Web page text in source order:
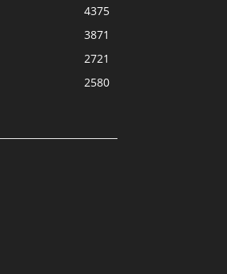
4375
3871
2721
2580